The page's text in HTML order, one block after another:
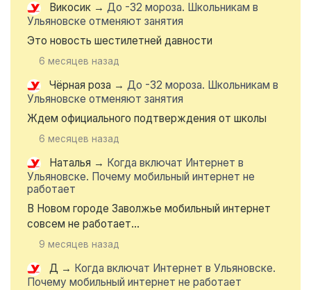
Викосик → До -32 мороза. Школьникам в
Ульяновске отменяют занятия
Это новость шестилетней давности
6 месяцев назад
Чёрная роза → До -32 мороза. Школьникам в
Ульяновске отменяют занятия
Ждем официального подтверждения от школы
6 месяцев назад
Наталья → Когда включат Интернет в
Ульяновске. Почему мобильный интернет не
работает
В Новом городе Заволжье мобильный интернет
совсем не работает...
9 месяцев назад
Д → Когда включат Интернет в Ульяновске.
Почему мобильный интернет не работает